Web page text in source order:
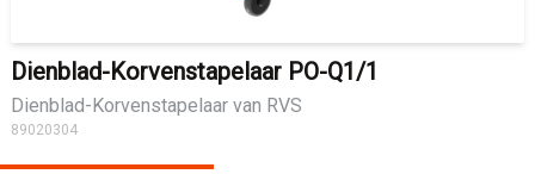
Dienblad-Korvenstapelaar PO-Q1/1
Dienblad-Korvenstapelaar van RVS
89020304